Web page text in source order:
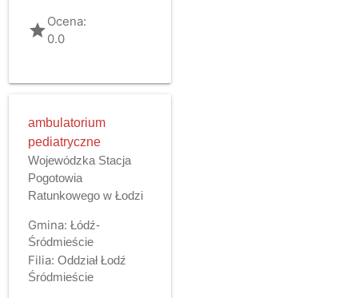
gradeOcena:
0.0
ambulatorium
pediatryczne
Wojewódzka Stacja
Pogotowia
Ratunkowego w Łodzi
Gmina: Łódź-
Śródmieście
Filia: Oddział Łodź
Śródmieście